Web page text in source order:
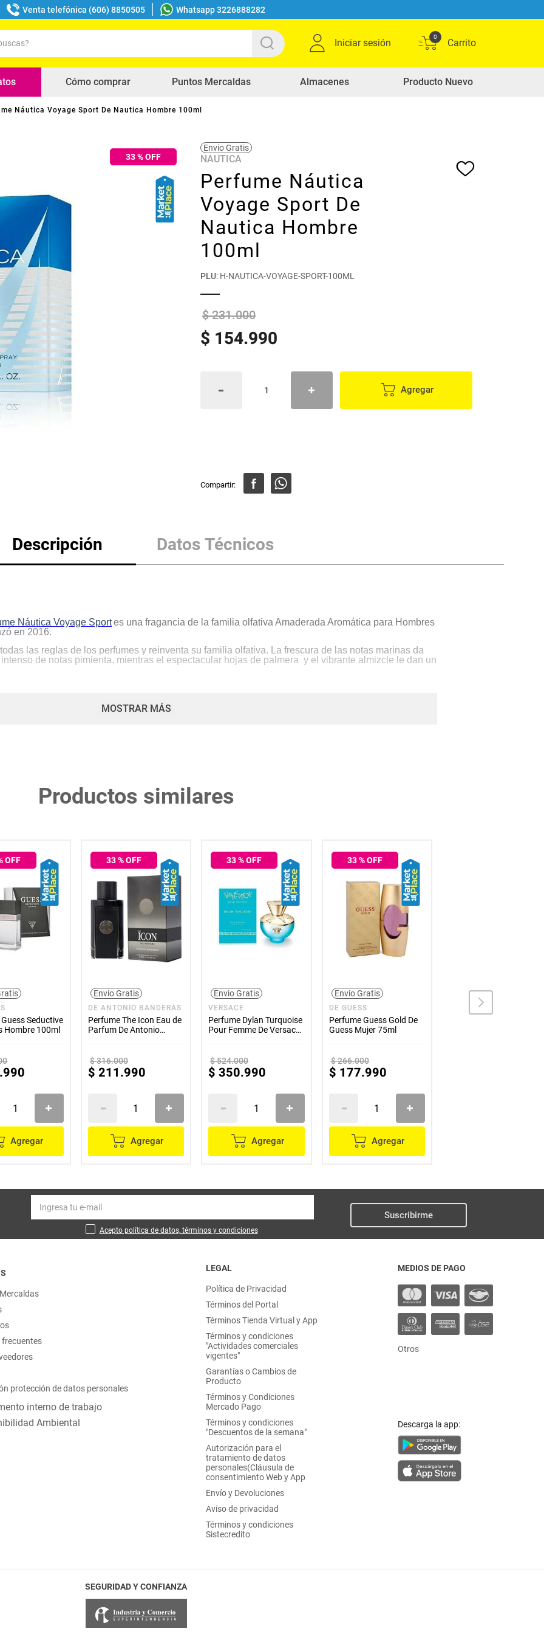
Venta telefónica (606) 8850505 Whatsapp 3226888282
Iniciar sesión
0
Cómo comprar Puntos Mercaldas Almacenes Producto Nuevo
Náutica Voyage Sport De Nautica Hombre 100ml
33% OFF
Envio Gratis
NAUTICA
Perfume Náutica
Voyage Sport De
Nautica Hombre
100ml
PLU: H-NAUTICA-VOYAGE-SPORT-100ML
$ 231.000
$ 154.990
Agregar
Descripción Datos Técnicos
Náutica Voyage Sportes una fragancia de la familia olfativa Amaderada Aromática para Hombres
en 2016.
las reglas de los perfumes y reinventa su familia olfativa. La frescura de las notas marinas da
de notas pimienta, mientras el espectacular hojas de palmera y el vibrante almizcle le dan un
destacadas, una refinada combinación de estética de alta costura y diseño técnico, es ahora más
brillante que pasa a destellos.
MOSTRAR MÁS
Productos similares
OFF
Seductive
Hombre 100ml
.990
Agregar
Envio Gratis
33% OFF
DE ANTONIO BANDERAS
Perfume The Icon Eau de
Parfum De Antonio
$316.000
$ 211.990
Agregar
Envio Gratis
33% OFF
VERSACE
Perfume Dylan Turquoise
Pour Femme De Versace
$524.000
$ 350.990
Agregar
Envio Gratis
33% OFF
DE GUESS
Perfume Guess Gold De
Guess Mujer 75ml
$266.000
$ 177.990
Agregar
Envio Gratis
DOLCE & GABBANA
Acepto política de datos, términos y condiciones
Suscribirme
protección de datos personales
interno de trabajo
Ambiental
LEGAL
Política de Privacidad
Términos del Portal
Términos Tienda Virtual y App
Términos y condiciones
"Actividades comerciales
vigentes"
Garantías o Cambios de
Producto
Términos y Condiciones
Mercado Pago
Términos y condiciones
"Descuentos de la semana"
Autorización para el
tratamiento de datos
personales(Cláusula de
consentimiento Web y App
Envío y Devoluciones
Aviso de privacidad
Términos y condiciones
Sistecredito
MEDIOS DE PAGO
Otros
Descarga la app:
SEGURIDAD Y CONFIANZA
buscados